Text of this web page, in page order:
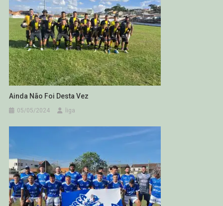
Ainda Não Foi Desta Vez
05/05/2024 liga